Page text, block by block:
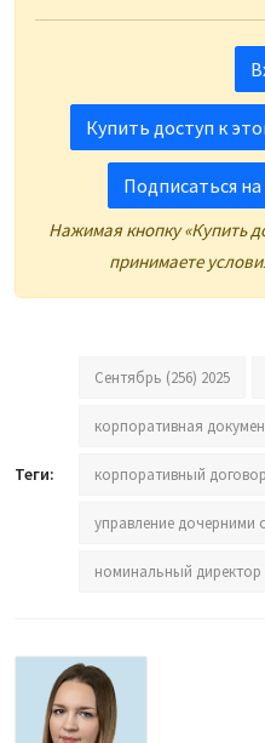
Купить доступ к
Подписаться
Нажимая кнопку «Купить
принимаете
Теги:
Сентябрь (256) 2025
корпоративная
корпоративный договор
управление дочерними
номинальный директор